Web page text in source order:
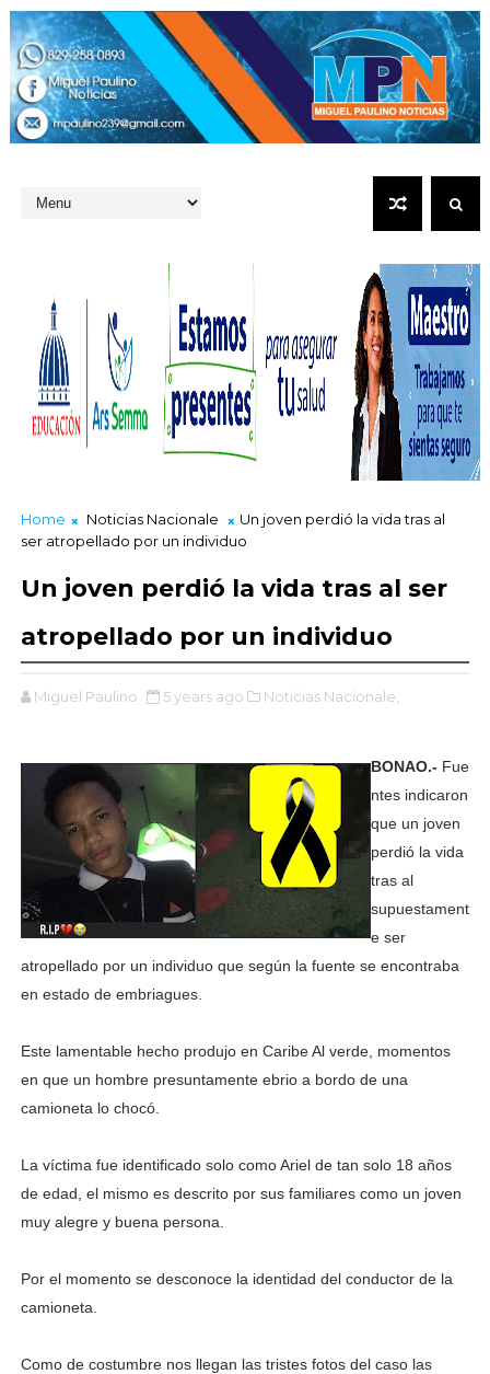
Home Noticias Nacionale
Un joven perdió la vida tras al
ser atropellado por un individuo
Un joven perdió la vida tras al ser
atropellado por un individuo
Miguel Paulino 5 years ago Noticias Nacionale,
BONAO.- Fue
ntes indicaron
que un joven
perdió la vida
tras al
supuestament
e ser
atropellado por un individuo que según la fuente se encontraba
en estado de embriagues.
Este lamentable hecho produjo en Caribe Al verde, momentos
en que un hombre presuntamente ebrio a bordo de una
camioneta lo chocó.
La víctima fue identificado solo como Ariel de tan solo 18 años
de edad, el mismo es descrito por sus familiares como un joven
muy alegre y buena persona.
Por el momento se desconoce la identidad del conductor de la
camioneta.
Como de costumbre nos llegan las tristes fotos del caso las